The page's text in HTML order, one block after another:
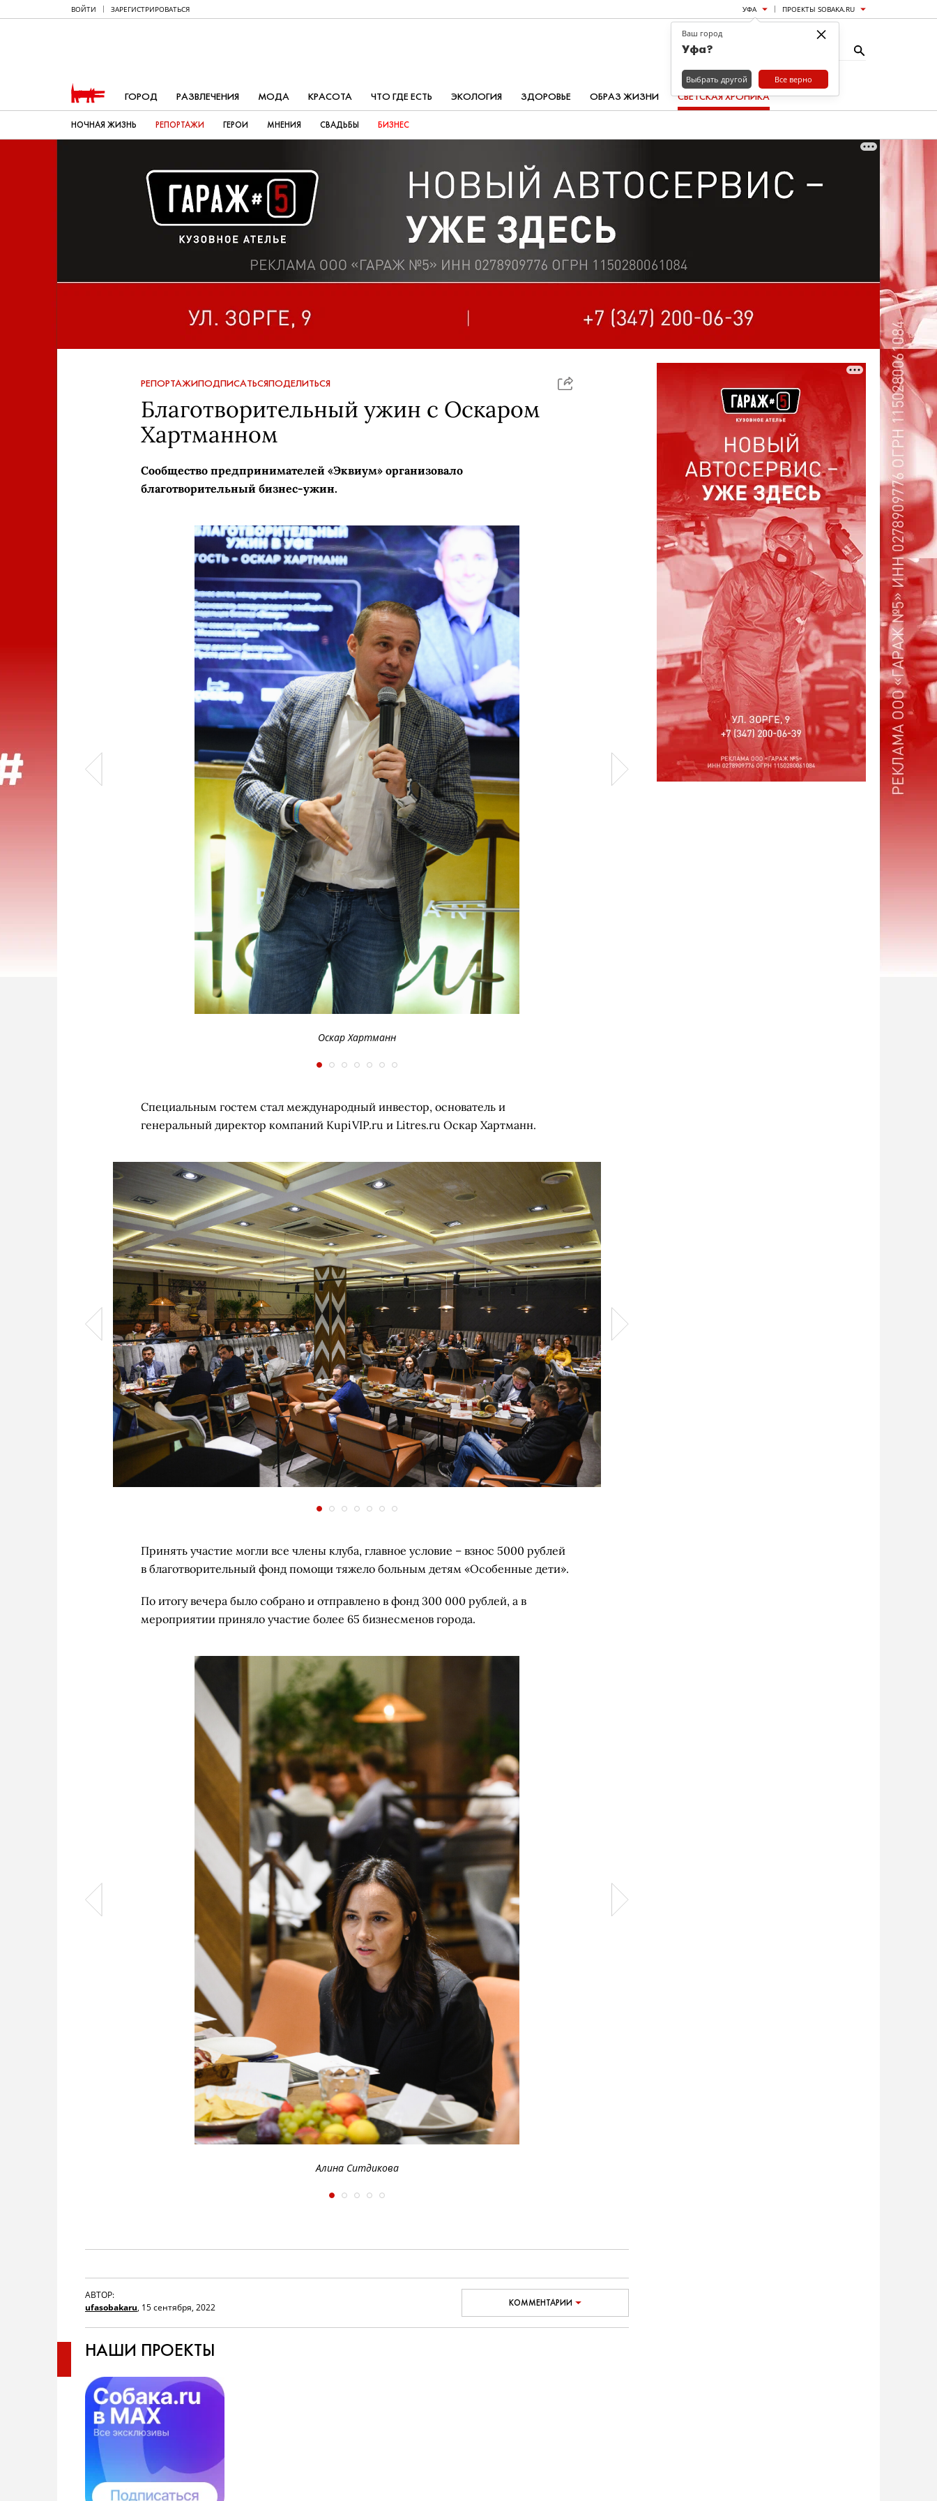
ВОЙТИ ЗАРЕГИСТРИРОВАТЬСЯ УФА ПРОЕКТЫ SOBAKA.RU
ГОРОД РАЗВЛЕЧЕНИЯ МОДА КРАСОТА ЧТО ГДЕ ЕСТЬ ЭКОЛОГИЯ ЗДОРОВЬЕ ОБРАЗ ЖИЗНИ СВЕТСКАЯ ХРОНИКА
НОЧНАЯ ЖИЗНЬ РЕПОРТАЖИ ГЕРОИ МНЕНИЯ СВАДЬБЫ БИЗНЕС
РЕПОРТАЖИПОДПИСАТЬСЯПОДЕЛИТЬСЯ
Благотворительный ужин с Оскаром
Хартманном
Сообщество предпринимателей «Эквиум» организовало
благотворительный бизнес-ужин.
Оскар Хартманн
Валентина Бакулина
Александр Рыкунов
Специальным гостем стал международный инвестор, основатель и
генеральный директор компаний KupiVIP.ru и Litres.ru Оскар Хартманн.
Камиль Амирханов
Рушат Ишбулатов, Тимур Петров
Марат Ситдиков
Принять участие могли все члены клуба, главное условие – взнос 5000 рублей
в благотворительный фонд помощи тяжело больным детям «Особенные дети».
По итогу вечера было собрано и отправлено в фонд 300 000 рублей, а в
мероприятии приняло участие более 65 бизнесменов города.
Алина Ситдикова
Алина Дарсалия
АВТОР:
ufasobakaru, 15 сентября, 2022 КОММЕНТАРИИ
НАШИ ПРОЕКТЫ
×
Ваш город
Уфа?
Выбрать другой Все верно